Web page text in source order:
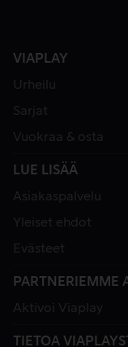
VIAPLAY
Urheilu
Sarjat
Vuokraa & osta
LUE LISÄÄ
Asiakaspalvelu
Yleiset ehdot
Evästeet
PARTNERIEMME
Aktivoi Viaplay
TIETOA